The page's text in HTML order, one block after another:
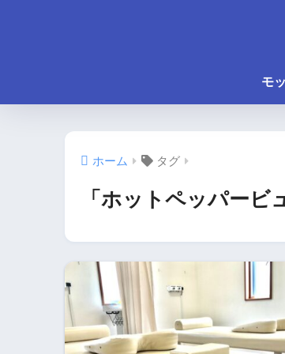
モ
ホーム タグ
「ホットペッパービ